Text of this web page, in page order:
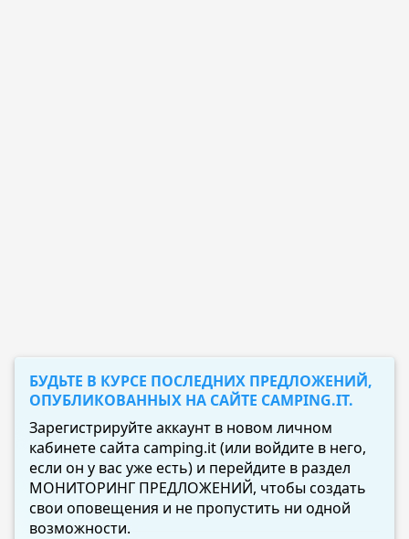
БУДЬТЕ В КУРСЕ ПОСЛЕДНИХ ПРЕДЛОЖЕНИЙ,
ОПУБЛИКОВАННЫХ НА САЙТЕ CAMPING.IT.
Зарегистрируйте аккаунт в новом личном
кабинете сайта camping.it (или войдите в него,
если он у вас уже есть) и перейдите в раздел
МОНИТОРИНГ ПРЕДЛОЖЕНИЙ, чтобы создать
свои оповещения и не пропустить ни одной
возможности.